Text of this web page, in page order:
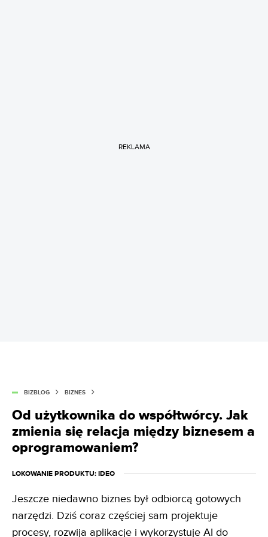
REKLAMA
BIZBLOG BIZNES
Od użytkownika do współtwórcy. Jak
zmienia się relacja między biznesem a
oprogramowaniem?
LOKOWANIE PRODUKTU: IDEO
Jeszcze niedawno biznes był odbiorcą gotowych
narzędzi. Dziś coraz częściej sam projektuje
procesy, rozwija aplikacje i wykorzystuje AI do